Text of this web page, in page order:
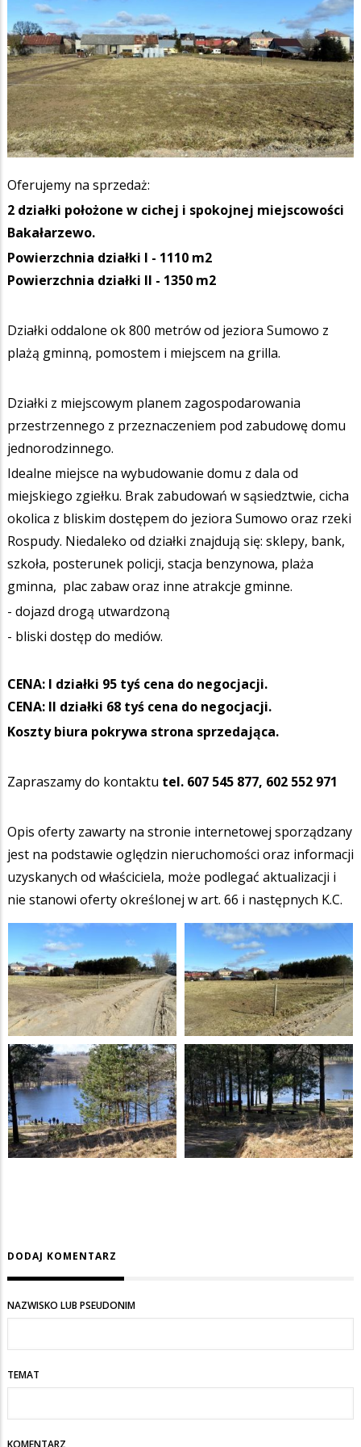
Oferujemy na sprzedaż:
2 działki położone w cichej i spokojnej miejscowości
Bakałarzewo.
Powierzchnia działki I - 1110 m2
Powierzchnia działki II - 1350 m2
Działki oddalone ok 800 metrów od jeziora Sumowo z
plażą gminną, pomostem i miejscem na grilla.
Działki z miejscowym planem zagospodarowania
przestrzennego z przeznaczeniem pod zabudowę domu
jednorodzinnego.
Idealne miejsce na wybudowanie domu z dala od
miejskiego zgiełku. Brak zabudowań w sąsiedztwie, cicha
okolica z bliskim dostępem do jeziora Sumowo oraz rzeki
Rospudy. Niedaleko od działki znajdują się: sklepy, bank,
szkoła, posterunek policji, stacja benzynowa, plaża
gminna, plac zabaw oraz inne atrakcje gminne.
- dojazd drogą utwardzoną
- bliski dostęp do mediów.
CENA: I działki 95 tyś cena do negocjacji.
CENA: II działki 68 tyś cena do negocjacji.
Koszty biura pokrywa strona sprzedająca.
Zapraszamy do kontaktu tel. 607 545 877, 602 552 971
Opis oferty zawarty na stronie internetowej sporządzany
jest na podstawie oględzin nieruchomości oraz informacji
uzyskanych od właściciela, może podlegać aktualizacji i
nie stanowi oferty określonej w art. 66 i następnych K.C.
DODAJ KOMENTARZ
NAZWISKO LUB PSEUDONIM
TEMAT
KOMENTARZ